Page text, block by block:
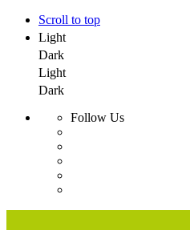
Scroll to top
Light
Dark
Light
Dark
Follow Us